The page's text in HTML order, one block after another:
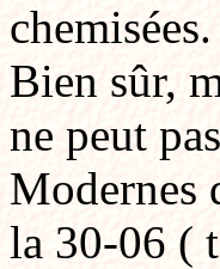
chemisées.
Bien sûr,
ne peut
Modernes
la 30-06 (